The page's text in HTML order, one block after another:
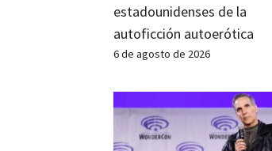
estadounidenses de la
autoficción autoerótica
6 de agosto de 2026